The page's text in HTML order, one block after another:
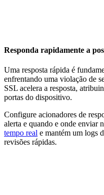
Responda rapidamente a
Uma resposta rápida é
enfrentando uma violação de
SSL acelera a resposta,
portas do dispositivo.
Configure acionadores de
alerta e quando e onde enviar
tempo real e mantém um logs
revisões rápidas.